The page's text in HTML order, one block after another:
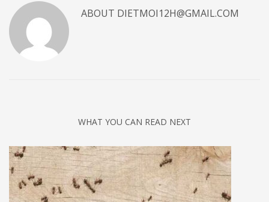
ABOUT DIETMOI12H@GMAIL.COM
WHAT YOU CAN READ NEXT